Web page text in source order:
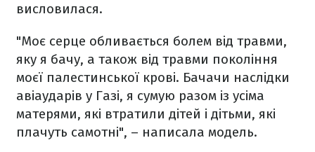
висловилася.
"Моє серце обливається болем від травми,
яку я бачу, а також від травми покоління
моєї палестинської крові. Бачачи наслідки
авіаударів у Газі, я сумую разом із усіма
матерями, які втратили дітей і дітьми, які
плачуть самотні", – написала модель.